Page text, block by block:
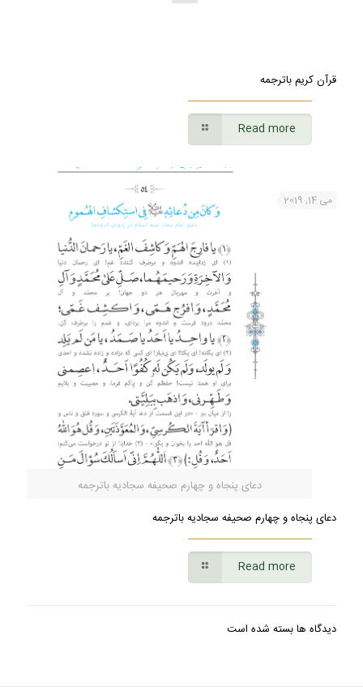
قرآن کریم باترجمه
Read more
دعای پنجاه و چهارم صحیفه سجادیه باترجمه
می 14, 2019
دعای پنجاه و چهارم صحیفه سجادیه باترجمه
Read more
دیدگاه ها بسته شده است